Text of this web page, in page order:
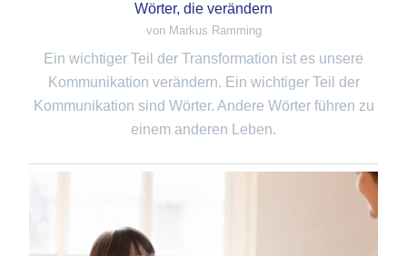
Wörter, die verändern
von Markus Ramming
Ein wichtiger Teil der Transformation ist es unsere
Kommunikation verändern. Ein wichtiger Teil der
Kommunikation sind Wörter. Andere Wörter führen zu
einem anderen Leben.